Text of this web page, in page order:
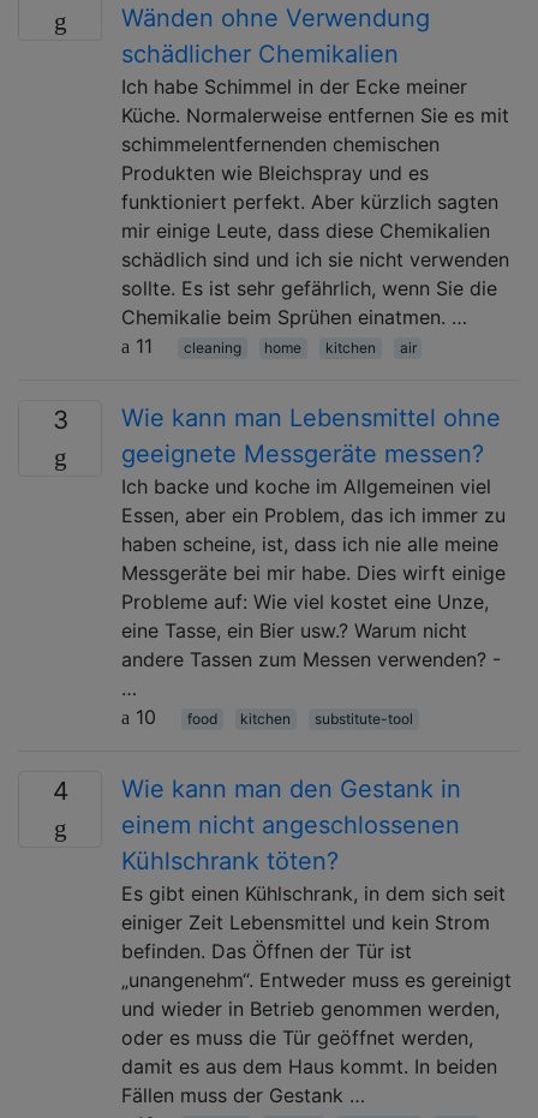
Wänden ohne Verwendung
schädlicher Chemikalien
Ich habe Schimmel in der Ecke meiner
Küche. Normalerweise entfernen Sie es mit
schimmelentfernenden chemischen
Produkten wie Bleichspray und es
funktioniert perfekt. Aber kürzlich sagten
mir einige Leute, dass diese Chemikalien
schädlich sind und ich sie nicht verwenden
sollte. Es ist sehr gefährlich, wenn Sie die
Chemikalie beim Sprühen einatmen. …
11
cleaning home kitchen air
3
Wie kann man Lebensmittel ohne
geeignete Messgeräte messen?
Ich backe und koche im Allgemeinen viel
Essen, aber ein Problem, das ich immer zu
haben scheine, ist, dass ich nie alle meine
Messgeräte bei mir habe. Dies wirft einige
Probleme auf: Wie viel kostet eine Unze,
eine Tasse, ein Bier usw.? Warum nicht
andere Tassen zum Messen verwenden? -
…
10
food kitchen substitute-tool
4
Wie kann man den Gestank in
einem nicht angeschlossenen
Kühlschrank töten?
Es gibt einen Kühlschrank, in dem sich seit
einiger Zeit Lebensmittel und kein Strom
befinden. Das Öffnen der Tür ist
„unangenehm“. Entweder muss es gereinigt
und wieder in Betrieb genommen werden,
oder es muss die Tür geöffnet werden,
damit es aus dem Haus kommt. In beiden
Fällen muss der Gestank …